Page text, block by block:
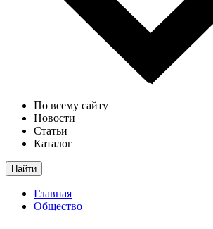
По всему сайту
Новости
Статьи
Каталог
Найти
Главная
Общество